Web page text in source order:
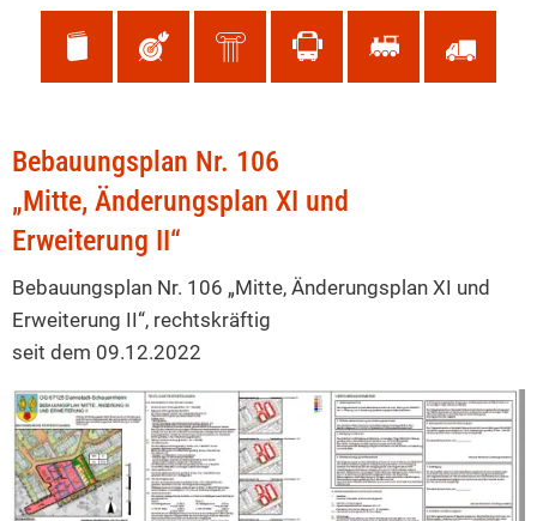
B-
Plan
106
"Mitte"
Änderungsplan
XI
und
Erweiterung
Bebauungsplan Nr. 106
„Mitte, Änderungsplan XI und
Erweiterung II“
Bebauungsplan Nr. 106 „Mitte, Änderungsplan XI und
Erweiterung II“, rechtskräftig
seit dem 09.12.2022